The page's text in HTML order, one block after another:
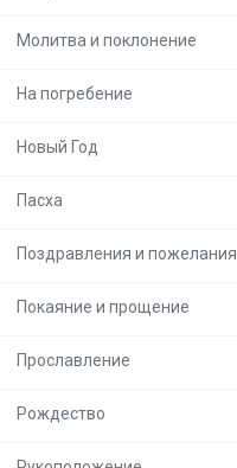
Молитва и поклонение
На погребение
Новый Год
Пасха
Поздравления и пожелания
Покаяние и прощение
Прославление
Рождество